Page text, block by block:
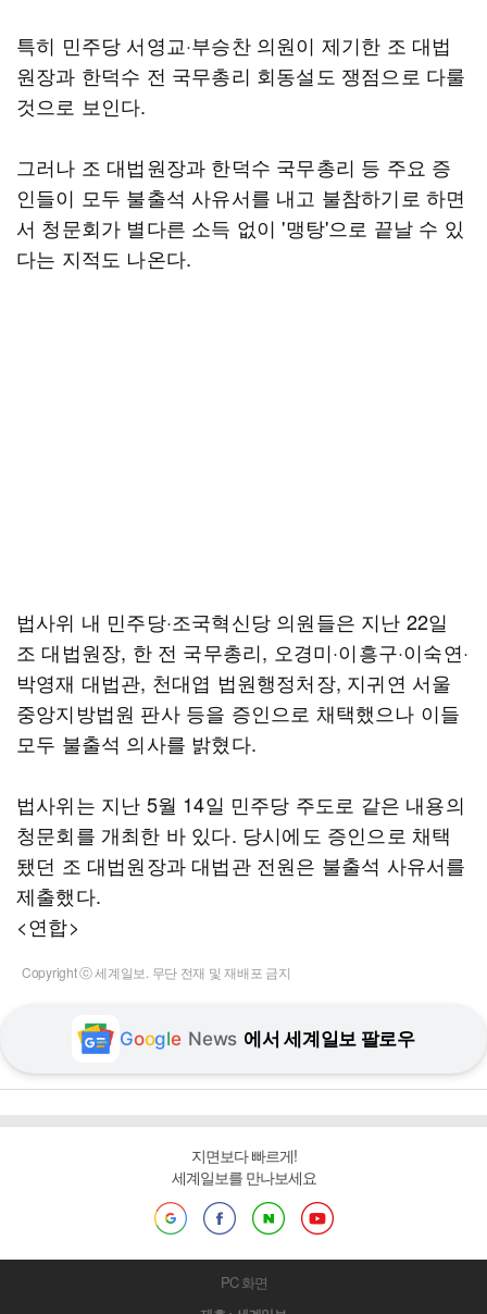
특히 민주당 서영교·부승찬 의원이 제기한 조 대법
원장과 한덕수 전 국무총리 회동설도 쟁점으로 다룰
것으로 보인다.
그러나 조 대법원장과 한덕수 국무총리 등 주요 증
인들이 모두 불출석 사유서를 내고 불참하기로 하면
서 청문회가 별다른 소득 없이 '맹탕'으로 끝날 수 있
다는 지적도 나온다.
법사위 내 민주당·조국혁신당 의원들은 지난 22일
조 대법원장, 한 전 국무총리, 오경미·이흥구·이숙연·
박영재 대법관, 천대엽 법원행정처장, 지귀연 서울
중앙지방법원 판사 등을 증인으로 채택했으나 이들
모두 불출석 의사를 밝혔다.
법사위는 지난 5월 14일 민주당 주도로 같은 내용의
청문회를 개최한 바 있다. 당시에도 증인으로 채택
됐던 조 대법원장과 대법관 전원은 불출석 사유서를
제출했다.
<연합>
Copyright ⓒ 세계일보. 무단 전재 및 재배포 금지
Google News 에서 세계일보 팔로우
지면보다 빠르게!
세계일보를 만나보세요
PC 화면